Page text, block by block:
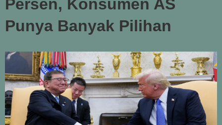
Persen, Konsumen AS
Punya Banyak Pilihan